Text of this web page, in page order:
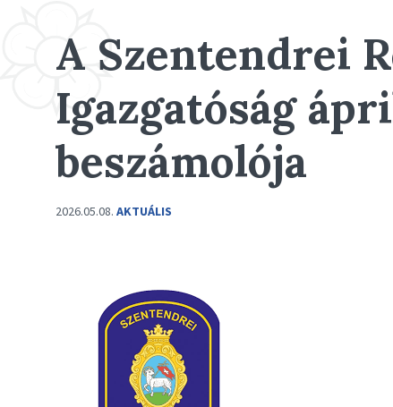
A Szentendrei
Igazgatóság
beszámolója
2026.05.08. AKTUÁLIS